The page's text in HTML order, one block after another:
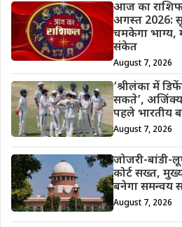
आज का
अगस्त 2026:
चमकेगा
संकेत
August 7, 2026
‘श्रीलंका में
सकते’, अजिंक्य
पहले भारतीय
August 7, 2026
जोजरी-बांडी-
कोर्ट सख्त,
बनेगा समन्वय
August 7, 2026